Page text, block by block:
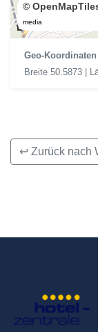
300 m
©
media
Geo-
Breite 50.5873 |
↩ Zurück nach